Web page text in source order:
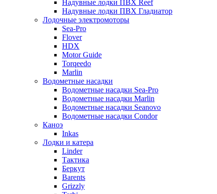
Надувные лодки ПВХ Reef
Надувные лодки ПВХ Гладиатор
Лодочные электромоторы
Sea-Pro
Flover
HDX
Motor Guide
Torqeedo
Marlin
Водометные насадки
Водометные насадки Sea-Pro
Водометные насадки Marlin
Водометные насадки Seanovo
Водометные насадки Condor
Каноэ
Inkas
Лодки и катера
Linder
Тактика
Беркут
Barents
Grizzly